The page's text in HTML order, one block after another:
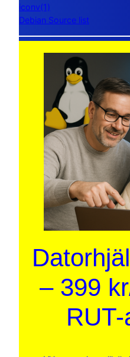
iconv(1)
Debian Source list
– 399